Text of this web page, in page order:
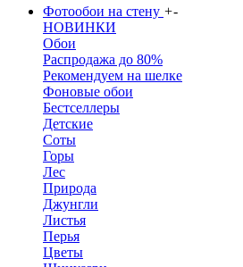
Фотообои на стену +-
НОВИНКИ
Обои
Распродажа до 80%
Рекомендуем на шелке
Фоновые обои
Бестселлеры
Детские
Соты
Горы
Лес
Природа
Джунгли
Листья
Перья
Цветы